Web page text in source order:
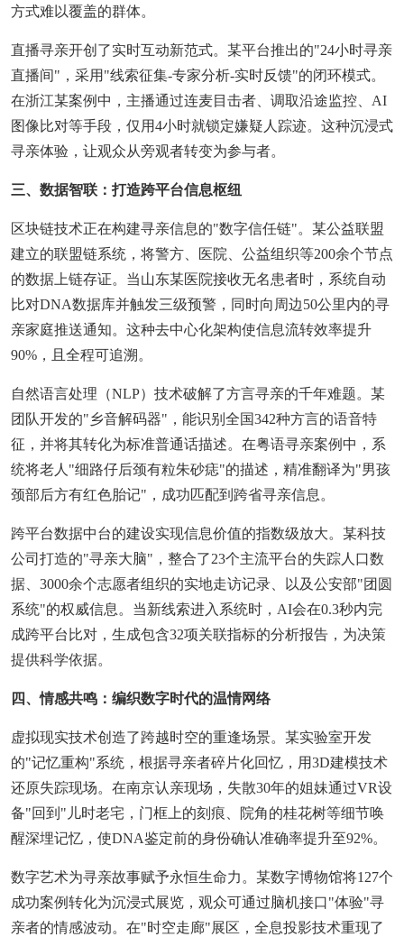
方式难以覆盖的群体。
直播寻亲开创了实时互动新范式。某平台推出的"24小时寻亲
直播间"，采用"线索征集-专家分析-实时反馈"的闭环模式。
在浙江某案例中，主播通过连麦目击者、调取沿途监控、AI
图像比对等手段，仅用4小时就锁定嫌疑人踪迹。这种沉浸式
寻亲体验，让观众从旁观者转变为参与者。
三、数据智联：打造跨平台信息枢纽
区块链技术正在构建寻亲信息的"数字信任链"。某公益联盟
建立的联盟链系统，将警方、医院、公益组织等200余个节点
的数据上链存证。当山东某医院接收无名患者时，系统自动
比对DNA数据库并触发三级预警，同时向周边50公里内的寻
亲家庭推送通知。这种去中心化架构使信息流转效率提升
90%，且全程可追溯。
自然语言处理（NLP）技术破解了方言寻亲的千年难题。某
团队开发的"乡音解码器"，能识别全国342种方言的语音特
征，并将其转化为标准普通话描述。在粤语寻亲案例中，系
统将老人"细路仔后颈有粒朱砂痣"的描述，精准翻译为"男孩
颈部后方有红色胎记"，成功匹配到跨省寻亲信息。
跨平台数据中台的建设实现信息价值的指数级放大。某科技
公司打造的"寻亲大脑"，整合了23个主流平台的失踪人口数
据、3000余个志愿者组织的实地走访记录、以及公安部"团圆
系统"的权威信息。当新线索进入系统时，AI会在0.3秒内完
成跨平台比对，生成包含32项关联指标的分析报告，为决策
提供科学依据。
四、情感共鸣：编织数字时代的温情网络
虚拟现实技术创造了跨越时空的重逢场景。某实验室开发
的"记忆重构"系统，根据寻亲者碎片化回忆，用3D建模技术
还原失踪现场。在南京认亲现场，失散30年的姐妹通过VR设
备"回到"儿时老宅，门框上的刻痕、院角的桂花树等细节唤
醒深埋记忆，使DNA鉴定前的身份确认准确率提升至92%。
数字艺术为寻亲故事赋予永恒生命力。某数字博物馆将127个
成功案例转化为沉浸式展览，观众可通过脑机接口"体验"寻
亲者的情感波动。在"时空走廊"展区，全息投影技术重现了